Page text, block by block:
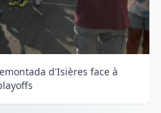
d'Isières face à